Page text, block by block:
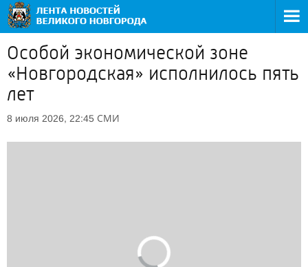
Особой экономической зоне
«Новгородская» исполнилось пять
лет
8 июля 2026, 22:45 СМИ